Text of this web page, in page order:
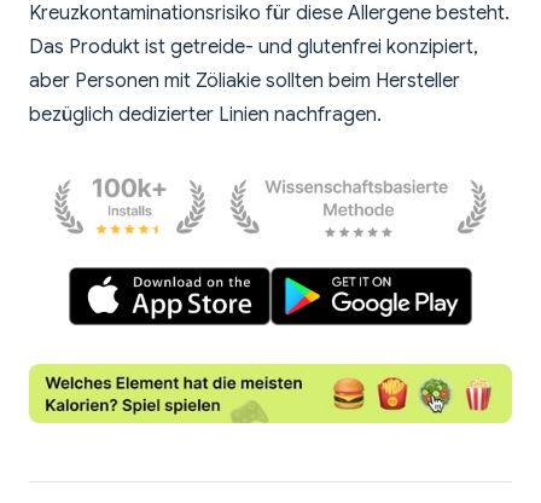
Kreuzkontaminationsrisiko für diese Allergene besteht.
Das Produkt ist getreide- und glutenfrei konzipiert,
aber Personen mit Zöliakie sollten beim Hersteller
bezüglich dedizierter Linien nachfragen.